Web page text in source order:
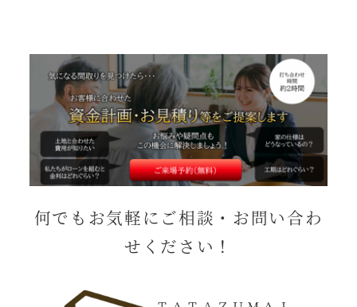
何でもお気軽にご相談・お問い合わ
せください！